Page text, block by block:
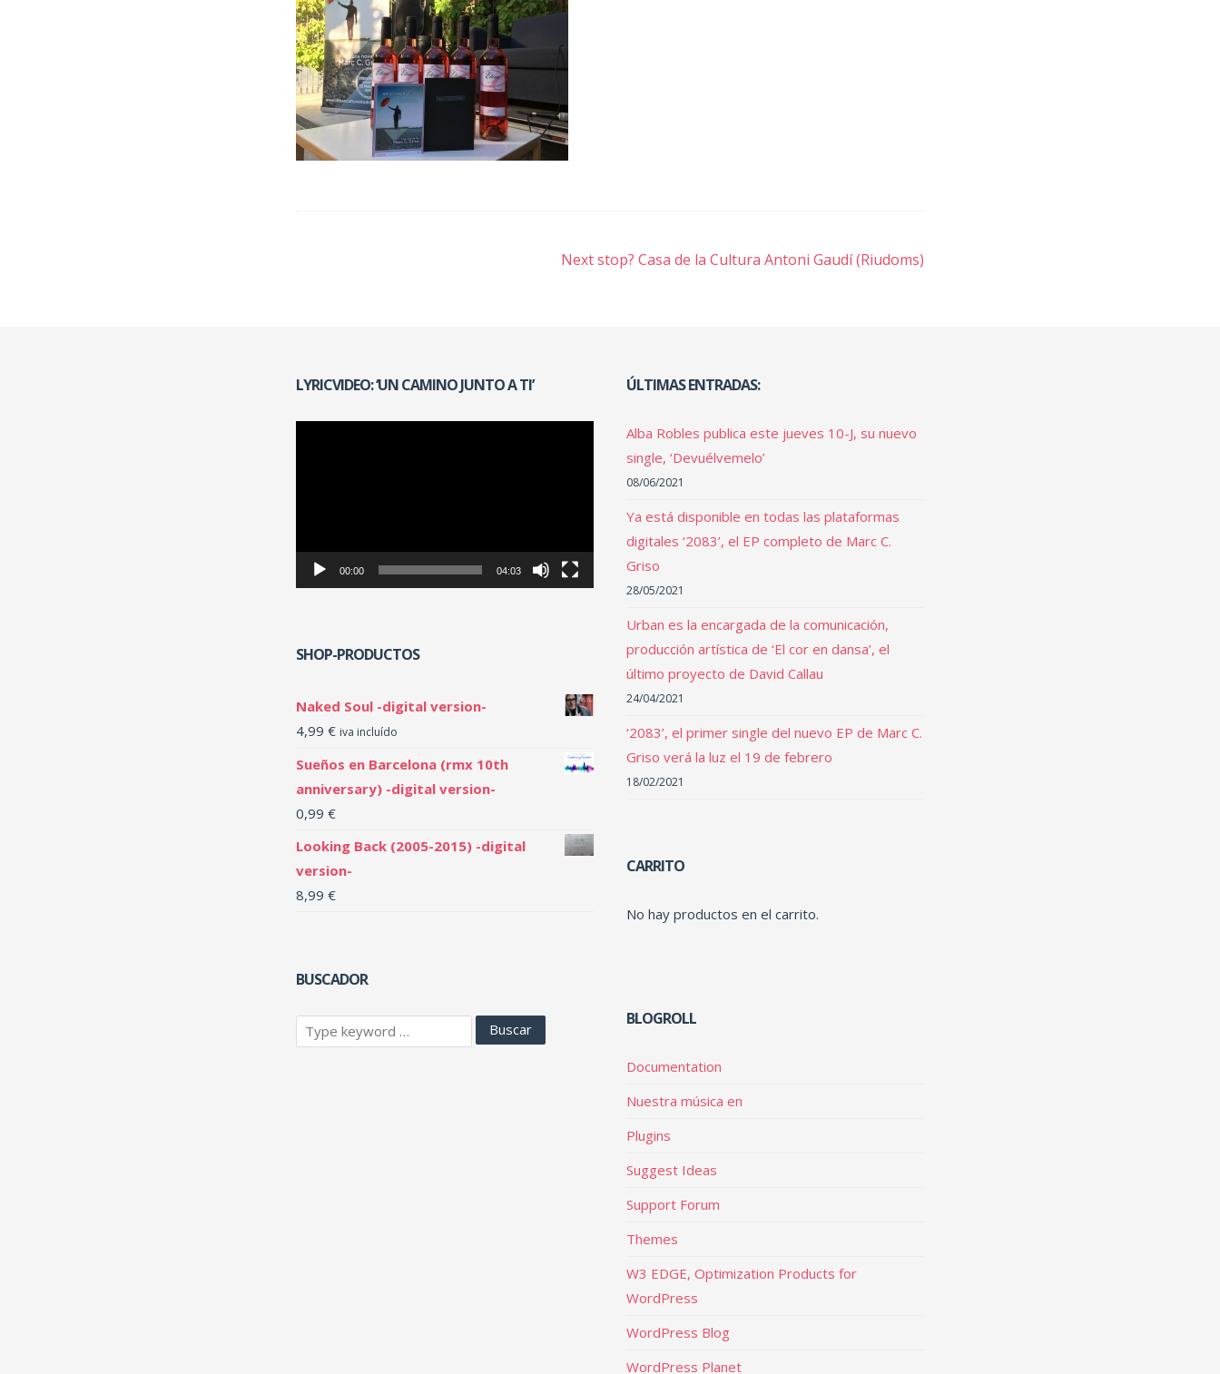
Next stop? Casa de la Cultura Antoni Gaudí (Riudoms)
LYRICVIDEO: ‘UN CAMINO JUNTO A TI’
00:00 04:03
ÚLTIMAS ENTRADAS:
Alba Robles publica este jueves 10-J, su nuevo
single, ‘Devuélvemelo’
08/06/2021
Ya está disponible en todas las plataformas
digitales ‘2083’, el EP completo de Marc C.
Griso
28/05/2021
Urban es la encargada de la comunicación,
producción artística de ‘El cor en dansa’, el
último proyecto de David Callau
24/04/2021
‘2083’, el primer single del nuevo EP de Marc C.
Griso verá la luz el 19 de febrero
18/02/2021
SHOP-PRODUCTOS
Naked Soul -digital version-
4,99 € iva incluído
Sueños en Barcelona (rmx 10th
anniversary) -digital version-
0,99 €
Looking Back (2005-2015) -digital
version-
8,99 €
CARRITO
No hay productos en el carrito.
BUSCADOR
BLOGROLL
Documentation
Nuestra música en
Plugins
Suggest Ideas
Support Forum
Themes
W3 EDGE, Optimization Products for
WordPress
WordPress Blog
WordPress Planet